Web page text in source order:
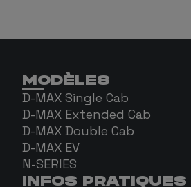
MODÈLES
D-MAX Single Cab
D-MAX Extended Cab
D-MAX Double Cab
D-MAX EV
N-SERIES
INFOS PRATIQUES